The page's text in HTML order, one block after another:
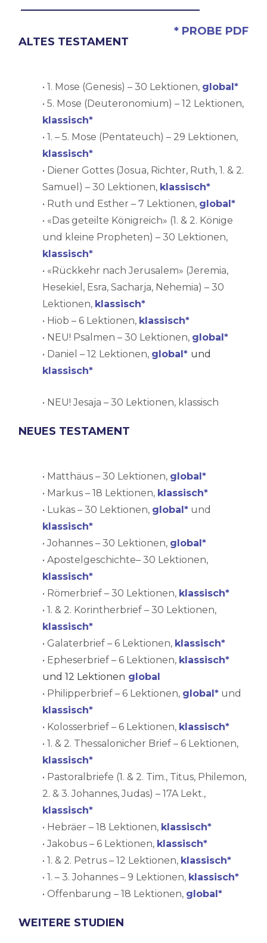
* PROBE PDF
ALTES TESTAMENT
• 1. Mose (Genesis) – 30 Lektionen, global*
• 5. Mose (Deuteronomium) – 12 Lektionen,
klassisch*
• 1. – 5. Mose (Pentateuch) – 29 Lektionen,
klassisch*
• Diener Gottes (Josua, Richter, Ruth, 1. & 2.
Samuel) – 30 Lektionen, klassisch*
• Ruth und Esther – 7 Lektionen, global*
• «Das geteilte Königreich» (1. & 2. Könige
und kleine Propheten) – 30 Lektionen,
klassisch*
• «Rückkehr nach Jerusalem» (Jeremia,
Hesekiel, Esra, Sacharja, Nehemia) – 30
Lektionen, klassisch*
• Hiob – 6 Lektionen, klassisch*
• NEU! Psalmen – 30 Lektionen, global*
• Daniel – 12 Lektionen, global* und
klassisch*
• NEU! Jesaja – 30 Lektionen, klassisch
NEUES TESTAMENT
• Matthäus – 30 Lektionen, global*
• Markus – 18 Lektionen, klassisch*
• Lukas – 30 Lektionen, global* und
klassisch*
• Johannes – 30 Lektionen, global*
• Apostelgeschichte– 30 Lektionen,
klassisch*
• Römerbrief – 30 Lektionen, klassisch*
• 1. & 2. Korintherbrief – 30 Lektionen,
klassisch*
• Galaterbrief – 6 Lektionen, klassisch*
• Epheserbrief – 6 Lektionen, klassisch*
und 12 Lektionen global
• Philipperbrief – 6 Lektionen, global* und
klassisch*
• Kolosserbrief – 6 Lektionen, klassisch*
• 1. & 2. Thessalonicher Brief – 6 Lektionen,
klassisch*
• Pastoralbriefe (1. & 2. Tim., Titus, Philemon,
2. & 3. Johannes, Judas) – 17A Lekt.,
klassisch*
• Hebräer – 18 Lektionen, klassisch*
• Jakobus – 6 Lektionen, klassisch*
• 1. & 2. Petrus – 12 Lektionen, klassisch*
• 1. – 3. Johannes – 9 Lektionen, klassisch*
• Offenbarung – 18 Lektionen, global*
WEITERE STUDIEN